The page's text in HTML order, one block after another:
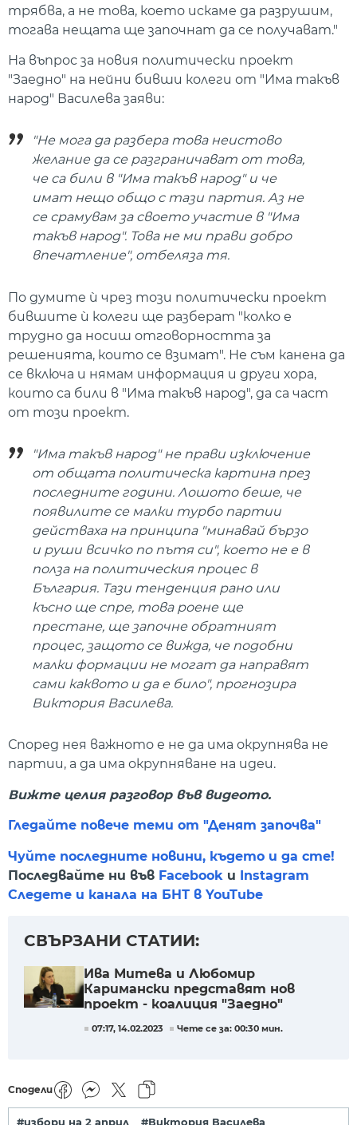
трябва, а не това, което искаме да разрушим,
тогава нещата ще започнат да се получават."
На въпрос за новия политически проект
"Заедно" на нейни бивши колеги от "Има такъв
народ" Василева заяви:
"Не мога да разбера това неистово
желание да се разграничават от това,
че са били в "Има такъв народ" и че
имат нещо общо с тази партия. Аз не
се срамувам за своето участие в "Има
такъв народ". Това не ми прави добро
впечатление", отбеляза тя.
По думите ѝ чрез този политически проект
бившите ѝ колеги ще разберат "колко е
трудно да носиш отговорността за
решенията, които се взимат". Не съм канена да
се включа и нямам информация и други хора,
които са били в "Има такъв народ", да са част
от този проект.
"Има такъв народ" не прави изключение
от общата политическа картина през
последните години. Лошото беше, че
появилите се малки турбо партии
действаха на принципа "минавай бързо
и руши всичко по пътя си", което не е в
полза на политическия процес в
България. Тази тенденция рано или
късно ще спре, това роене ще
престане, ще започне обратният
процес, защото се вижда, че подобни
малки формации не могат да направят
сами каквото и да е било", прогнозира
Виктория Василева.
Според нея важното е не да има окрупнява не
партии, а да има окрупняване на идеи.
Вижте целия разговор във видеото.
Гледайте повече теми от "Денят започва"
Чуйте последните новини, където и да сте!
Последвайте ни във Facebook и Instagram
Следете и канала на БНТ в YouTube
СВЪРЗАНИ СТАТИИ:
Ива Митева и Любомир
Каримански представят нов
проект - коалиция "Заедно"
07:17, 14.02.2023 Чете се за: 00:30 мин.
Сподели
#избори на 2 април #Виктория Василева